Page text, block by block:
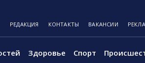
РЕДАКЦИЯ КОНТАКТЫ ВАКАНСИИ
Здоровье Спорт